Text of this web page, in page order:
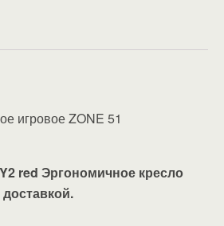
игровое ZONE 51
red Эргономичное кресло